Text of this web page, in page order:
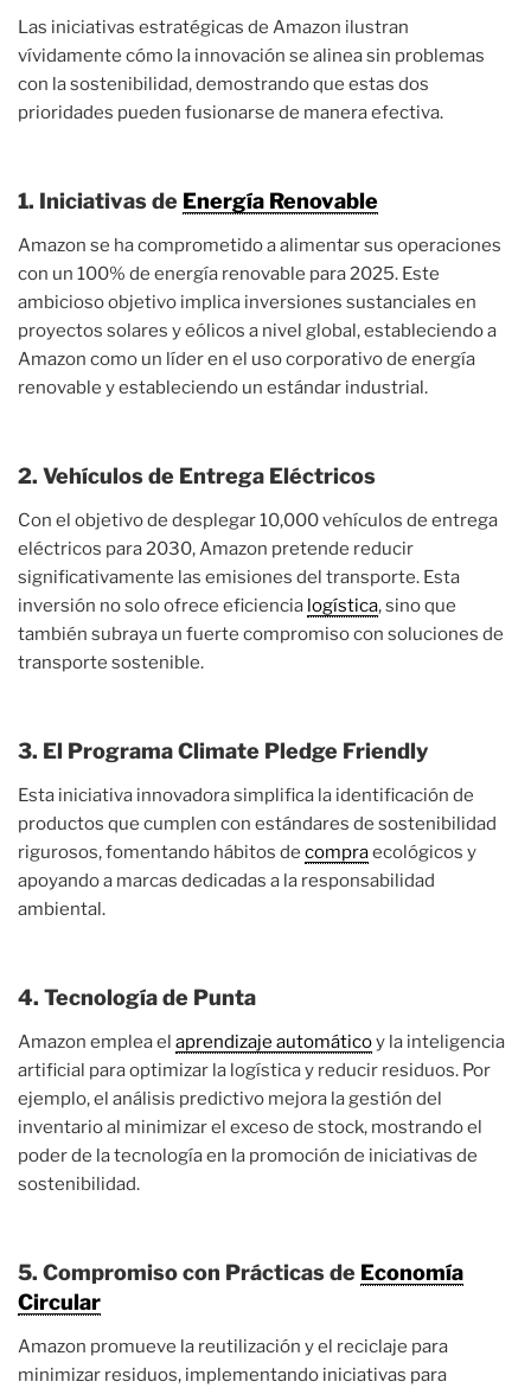
Las iniciativas estratégicas de Amazon ilustran
vívidamente cómo la innovación se alinea sin problemas
con la sostenibilidad, demostrando que estas dos
prioridades pueden fusionarse de manera efectiva.
1. Iniciativas de Energía Renovable
Amazon se ha comprometido a alimentar sus operaciones
con un 100% de energía renovable para 2025. Este
ambicioso objetivo implica inversiones sustanciales en
proyectos solares y eólicos a nivel global, estableciendo a
Amazon como un líder en el uso corporativo de energía
renovable y estableciendo un estándar industrial.
2. Vehículos de Entrega Eléctricos
Con el objetivo de desplegar 10,000 vehículos de entrega
eléctricos para 2030, Amazon pretende reducir
significativamente las emisiones del transporte. Esta
inversión no solo ofrece eficiencia logística, sino que
también subraya un fuerte compromiso con soluciones de
transporte sostenible.
3. El Programa Climate Pledge Friendly
Esta iniciativa innovadora simplifica la identificación de
productos que cumplen con estándares de sostenibilidad
rigurosos, fomentando hábitos de compraecológicos y
apoyando a marcas dedicadas a la responsabilidad
ambiental.
4. Tecnología de Punta
Amazon emplea el aprendizaje automáticoy la inteligencia
artificial para optimizar la logística y reducir residuos. Por
ejemplo, el análisis predictivo mejora la gestión del
inventario al minimizar el exceso de stock, mostrando el
poder de la tecnología en la promoción de iniciativas de
sostenibilidad.
5. Compromiso con Prácticas de Economía
Circular
Amazon promueve la reutilización y el reciclaje para
minimizar residuos, implementando iniciativas para